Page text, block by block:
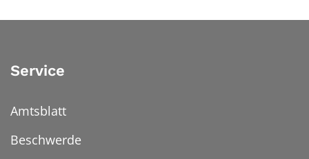
Service
Amtsblatt
Beschwerde